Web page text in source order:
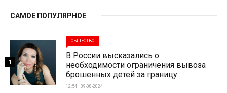
САМОЕ ПОПУЛЯРНОЕ
ОБЩЕСТВО
В России высказались о
необходимости ограничения вывоза
брошенных детей за границу
12:54 | 09-08-2024
1